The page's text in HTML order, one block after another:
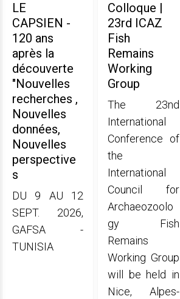
LE
CAPSIEN -
120 ans
après la
découverte
"Nouvelles
recherches ,
Nouvelles
données,
Nouvelles
perspective
s
DU 9 AU 12
SEPT. 2026,
GAFSA -
TUNISIA
Colloque |
23rd ICAZ
Fish
Remains
Working
Group
The 23nd
International
Conference of
the
International
Council for
Archaeozoolo
gy Fish
Remains
Working Group
will be held in
Nice, Alpes-